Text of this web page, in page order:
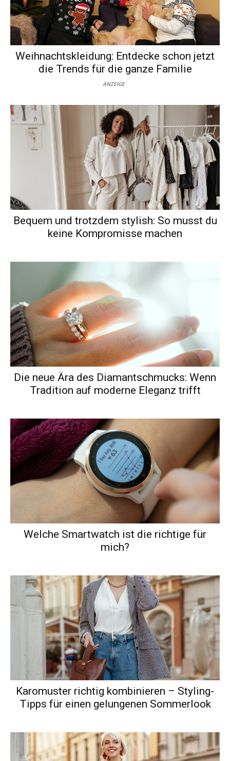
Weihnachtskleidung: Entdecke schon jetzt
die Trends für die ganze Familie
ANZEIGE
Bequem und trotzdem stylish: So musst du
keine Kompromisse machen
Die neue Ära des Diamantschmucks: Wenn
Tradition auf moderne Eleganz trifft
Welche Smartwatch ist die richtige für
mich?
Karomuster richtig kombinieren – Styling-
Tipps für einen gelungenen Sommerlook